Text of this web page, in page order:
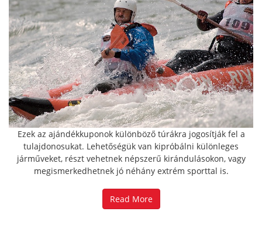
Ezek az ajándékkuponok különböző túrákra jogosítják fel a
tulajdonosukat. Lehetőségük van kipróbálni különleges
járműveket, részt vehetnek népszerű kirándulásokon, vagy
megismerkedhetnek jó néhány extrém sporttal is.
Read More